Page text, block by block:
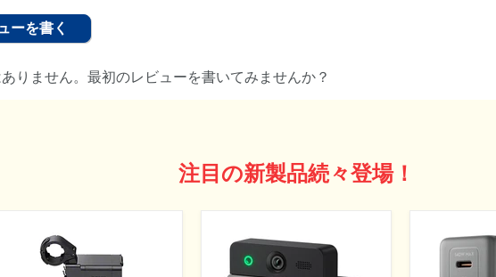
ーを書く
りません。最初のレビューを書いてみませんか？
注目の新製品続々登場！